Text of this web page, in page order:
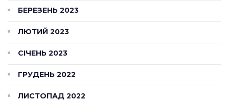
БЕРЕЗЕНЬ 2023
ЛЮТИЙ 2023
СІЧЕНЬ 2023
ГРУДЕНЬ 2022
ЛИСТОПАД 2022